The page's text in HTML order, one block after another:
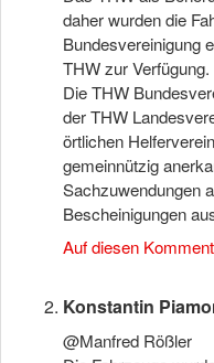
daher wurden die
Bundesvereinigung
THW zur Verfügung.
Die THW
der THW
örtlichen
gemeinnützig
Sachzuwendungen
Bescheinigungen
Auf diesen
Konstantin
@Manfred Rößler